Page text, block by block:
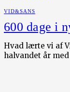
VID&SANS
600 dage i
Hvad lærte vi af
halvandet år